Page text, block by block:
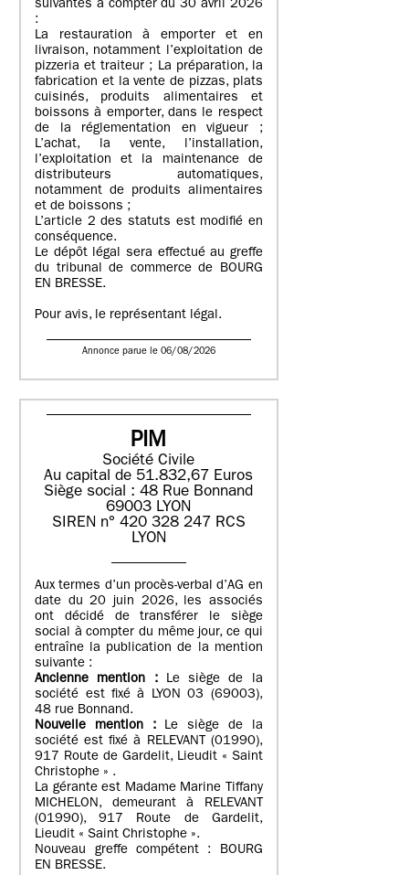
suivantes à compter du 30 avril 2026
:
La restauration à emporter et en
livraison, notamment l’exploitation de
pizzeria et traiteur ; La préparation, la
fabrication et la vente de pizzas, plats
cuisinés, produits alimentaires et
boissons à emporter, dans le respect
de la réglementation en vigueur ;
L’achat, la vente, l’installation,
l’exploitation et la maintenance de
distributeurs automatiques,
notamment de produits alimentaires
et de boissons ;
L’article 2 des statuts est modifié en
conséquence.
Le dépôt légal sera effectué au greffe
du tribunal de commerce de BOURG
EN BRESSE.
Pour avis, le représentant légal.
Annonce parue le 06/08/2026
PIM
Société Civile
Au capital de 51.832,67 Euros
Siège social : 48 Rue Bonnand
69003 LYON
SIREN n° 420 328 247 RCS
LYON
Aux termes d’un procès-verbal d’AG en
date du 20 juin 2026, les associés
ont décidé de transférer le siège
social à compter du même jour, ce qui
entraîne la publication de la mention
suivante :
Ancienne mention : Le siège de la
société est fixé à LYON 03 (69003),
48 rue Bonnand.
Nouvelle mention :
Le siège de la
société est fixé à RELEVANT (01990),
917 Route de Gardelit, Lieudit « Saint
Christophe » .
La gérante est Madame Marine Tiffany
MICHELON, demeurant à RELEVANT
(01990), 917 Route de Gardelit,
Lieudit « Saint Christophe ».
Nouveau greffe compétent : BOURG
EN BRESSE.